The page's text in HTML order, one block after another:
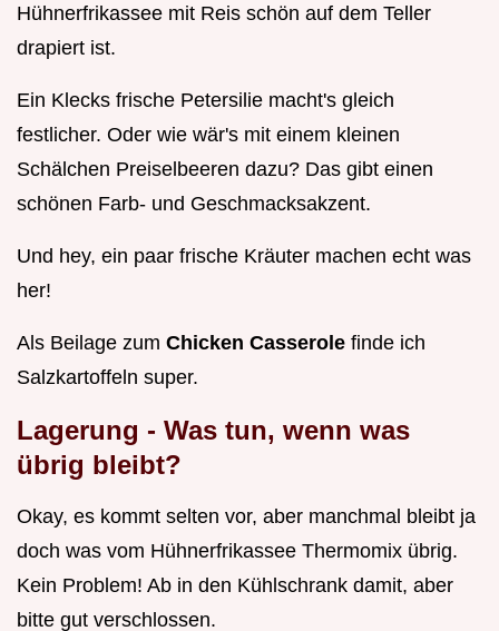
Hühnerfrikassee mit Reis schön auf dem Teller
drapiert ist.
Ein Klecks frische Petersilie macht's gleich
festlicher. Oder wie wär's mit einem kleinen
Schälchen Preiselbeeren dazu? Das gibt einen
schönen Farb- und Geschmacksakzent.
Und hey, ein paar frische Kräuter machen echt was
her!
Als Beilage zum Chicken Casserole finde ich
Salzkartoffeln super.
Lagerung - Was tun, wenn was
übrig bleibt?
Okay, es kommt selten vor, aber manchmal bleibt ja
doch was vom Hühnerfrikassee Thermomix übrig.
Kein Problem! Ab in den Kühlschrank damit, aber
bitte gut verschlossen.